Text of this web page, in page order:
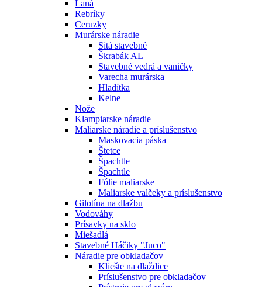
Laná
Rebríky
Ceruzky
Murárske náradie
Sitá stavebné
Škrabák AL
Stavebné vedrá a vaničky
Varecha murárska
Hladítka
Kelne
Nože
Klampiarske náradie
Maliarske náradie a príslušenstvo
Maskovacia páska
Štetce
Špachtle
Špachtle
Fólie maliarske
Maliarske valčeky a príslušenstvo
Gilotína na dlažbu
Vodováhy
Prísavky na sklo
Miešadlá
Stavebné Háčiky "Juco"
Náradie pre obkladačov
Kliešte na dlaždice
Príslušenstvo pre obkladačov